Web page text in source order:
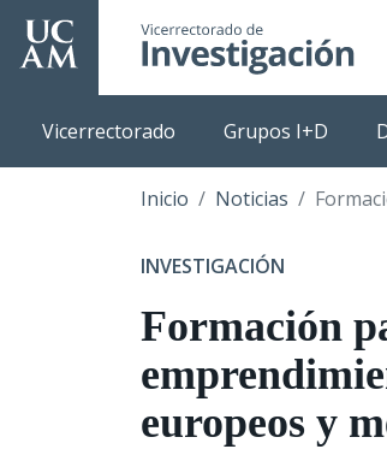
Pasar
principal
Vicerrectorado Grupos I+D
Inicio Noticias Formación para el
INVESTIGACIÓN
Formación
europeos y